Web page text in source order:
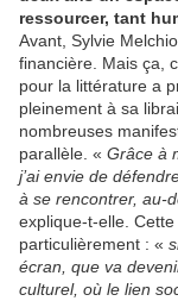
ressourcer, tant
Avant, Sylvie
financière. Mais ça,
pour la littérature a
pleinement à sa
nombreuses
parallèle. « Grâce à
j’ai envie de
à se rencontrer, au-
explique-t-elle.
particulièrement : «
écran, que va
culturel, où le lien